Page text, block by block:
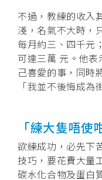
不過，教練的收入
淺，名氣不大時，
每月約三、四千元
可達三萬 元。他
己喜愛的事，同時
「我並不後悔成為
「練大隻唔使
欲練成功，必先下
技巧，要花費大量
碳水化合物及蛋白